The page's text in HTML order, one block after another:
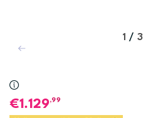
1 / 3
1.129,99